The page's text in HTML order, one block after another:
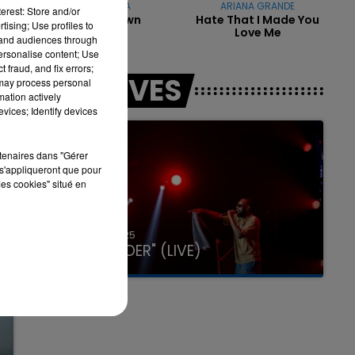
RIHANNA
Man Down
ARIANA GRANDE
Hate That I Made You
Love Me
LES LIVES
31 janvier 2025
GIMS "SPIDER" (LIVE)
Store and/or
Use profiles to
audiences through
content; Use
fraud, and fix errors;
process personal
actively
Identify devices
dans "Gérer
que pour
cookies" situé en